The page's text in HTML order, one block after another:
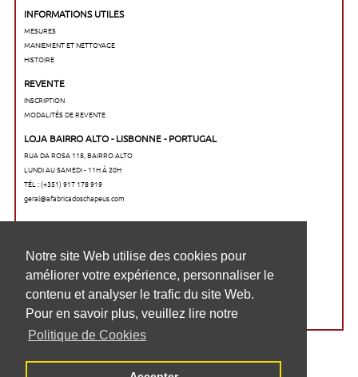
O nosso website utiliza cookies para
melhorar a sua experiência de navegação,
personalizar conteúdos e analisar o tráfego
no website. Para saber mais, consulte a
nossaPolítica de cookies
Notre site Web utilise des cookies pour
améliorer votre expérience, personnaliser le
contenu et analyser le trafic du site Web.
Pour en savoir plus, veuillez lire notre
Politique de Cookies
INFORMATIONS UTILES
MESURES
MANIEMENT ET NETTOYAGE
HISTOIRE
REVENTE
INSCRIPTION
MODALITÉS DE REVENTE
LOJA BAIRRO ALTO - LISBONNE - PORTUGAL
RUA DA ROSA 118, BAIRRO ALTO
LUNDI AU SAMEDI - 11H À 20H
TÉL : (+351) 917 178 919
geral@afabricadoschapeus.com